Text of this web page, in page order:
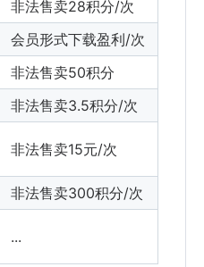
非法售卖28积分/次
会员形式下载盈利/次
非法售卖50积分
非法售卖3.5积分/次
非法售卖15元/次
非法售卖300积分/次
...